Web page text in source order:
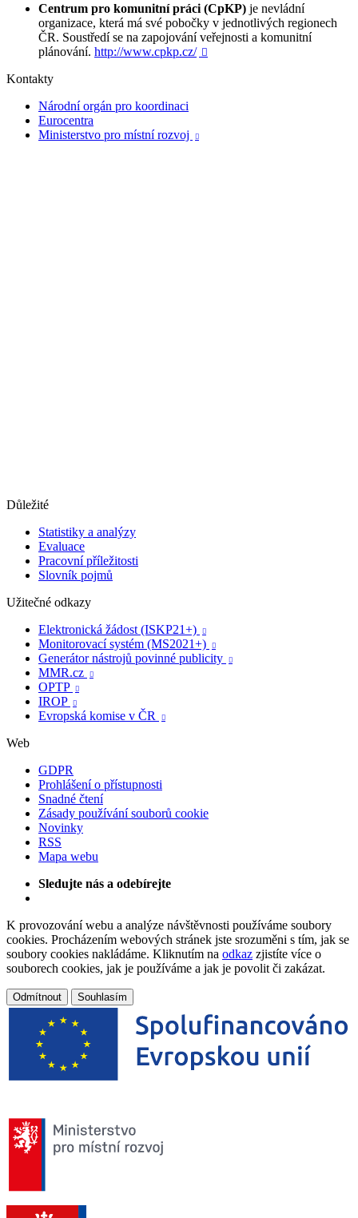
Centrum pro komunitní práci (CpKP) je nevládní
organizace, která má své pobočky v jednotlivých regionech
ČR. Soustředí se na zapojování veřejnosti a komunitní
plánování. http://www.cpkp.cz/ 
Kontakty
Národní orgán pro koordinaci
Eurocentra
Ministerstvo pro místní rozvoj

Důležité
Statistiky a analýzy
Evaluace
Pracovní příležitosti
Slovník pojmů
Užitečné odkazy
Elektronická žádost (ISKP21+)

Monitorovací systém (MS2021+) 
Generátor nástrojů povinné publicity 
MMR.cz 
OPTP 
IROP 
Evropská komise v ČR 
Web
GDPR
Prohlášení o přístupnosti
Snadné čtení
Zásady používání souborů cookie
Novinky
RSS
Mapa webu
Sledujte nás a odebírejte
K provozování webu a analýze návštěvnosti používáme soubory
cookies. Procházením webových stránek jste srozuměni s tím, jak se
soubory cookies nakládáme. Kliknutím na odkaz zjistíte více o
souborech cookies, jak je používáme a jak je povolit či zakázat.
Odmítnout Souhlasím